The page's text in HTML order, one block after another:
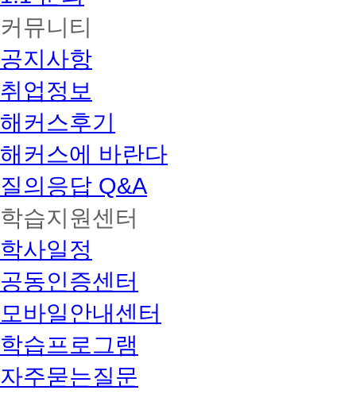
커뮤니티
공지사항
취업정보
해커스후기
해커스에 바란다
질의응답 Q&A
학습지원센터
학사일정
공동인증센터
모바일안내센터
학습프로그램
자주묻는질문